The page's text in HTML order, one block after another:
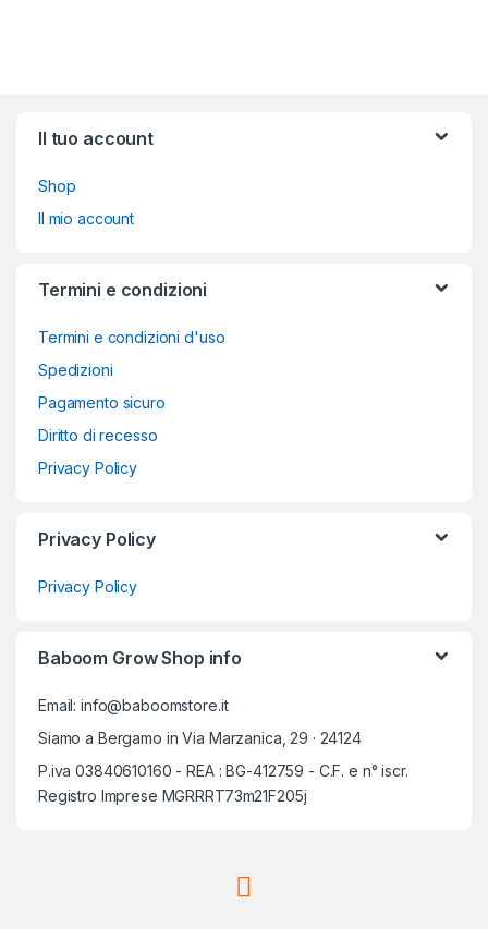
Il tuo account
Shop
Il mio account
Termini e condizioni
Termini e condizioni d'uso
Spedizioni
Pagamento sicuro
Diritto di recesso
Privacy Policy
Privacy Policy
Privacy Policy
Baboom Grow Shop info
Email: info@baboomstore.it
Siamo a Bergamo in Via Marzanica, 29 · 24124
P.iva 03840610160 - REA : BG-412759 - C.F. e n° iscr.
Registro Imprese MGRRRT73m21F205j